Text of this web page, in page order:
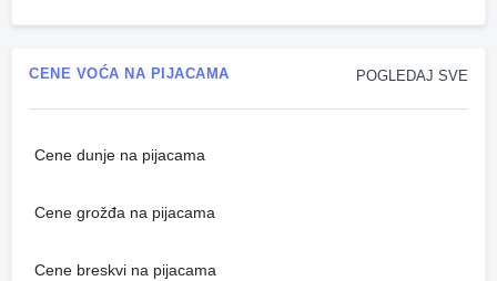
POGLEDAJ SVE
CENE VOĆA NA PIJACAMA
Cene dunje na pijacama
Cene grožđa na pijacama
Cene breskvi na pijacama